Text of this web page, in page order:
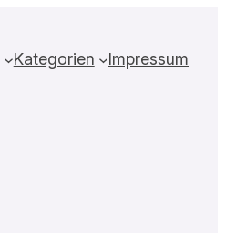
Kategorien Impressum